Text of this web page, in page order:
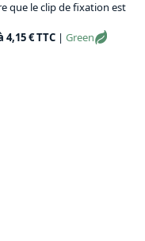
que le clip de fixation est
4,15 € TTC | Green